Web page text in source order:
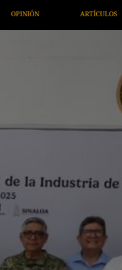
ARTE / ENTRETENIMIENTO